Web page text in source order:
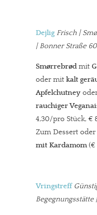
Dejlig Frisch |
| Bonner Straße 60
Smørrebrød mit
oder mit kalt
Apfelchutney
rauchiger
4,30/pro Stück, €
Zum Dessert oder
mit Kardamom(€
Vringstreff